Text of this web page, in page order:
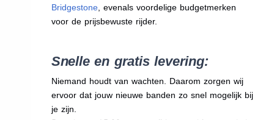
Bridgestone, evenals voordelige budgetmerken
voor de prijsbewuste rijder.
Snelle en gratis levering:
Niemand houdt van wachten. Daarom zorgen wij
ervoor dat jouw nieuwe banden zo snel mogelijk bij
je zijn.